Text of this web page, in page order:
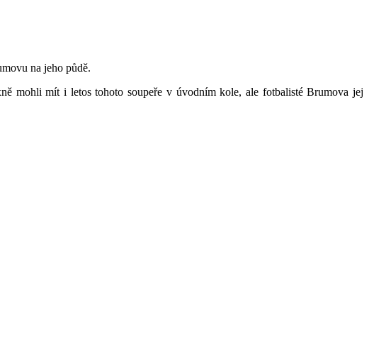
na jeho půdě.
mohli mít i letos tohoto soupeře v úvodním kole, ale fotbalisté Brumova jej